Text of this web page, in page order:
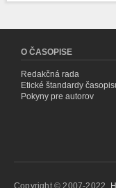
O ČASOPISE
Redakčná rada
Etické štandardy
Pokyny pre autorov